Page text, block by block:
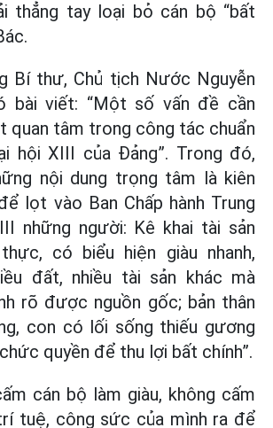
thẳng tay loại bỏ cán bộ “bất
Bí thư, Chủ tịch Nước Nguyễn
bài viết: “Một số vấn đề cần
quan tâm trong công tác chuẩn
hội XIII của Đảng”. Trong đó,
nội dung trọng tâm là kiên
lọt vào Ban Chấp hành Trung
những người: Kê khai tài sản
có biểu hiện giàu nhanh,
đất, nhiều tài sản khác mà
rõ được nguồn gốc; bản thân
con có lối sống thiếu gương
quyền để thu lợi bất chính”.
cán bộ làm giàu, không cấm
tuệ, công sức của mình ra để